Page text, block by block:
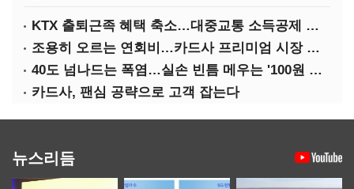
KTX 출퇴근족 혜택 축소…대중교통 소득공제 개편
조용히 오르는 연회비…카드사 프리미엄 시장 정조준
40도 넘나드는 폭염…실손 빈틈 메우는 '100원 미니보험'
카드사, 팬심 공략으로 고객 잡는다
뉴스리듬